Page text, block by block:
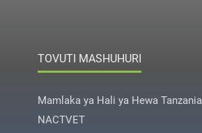
TOVUTI MASHUHURI
Mamlaka ya Hali ya Hewa Tanzania
NACTVET